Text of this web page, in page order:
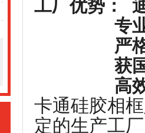
工厂优势：
专业的研
严格的品
获国家专
高效的生
卡通硅胶相
定的生产工